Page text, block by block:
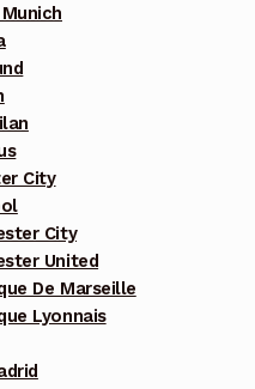
City
City
United
De Marseille
Lyonnais